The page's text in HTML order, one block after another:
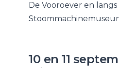
De Vooroever en
10 en 11